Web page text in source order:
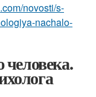
novosti/s-
nachalo-